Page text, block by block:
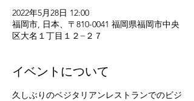
2022年5月28日 12:00
福岡市, 日本、〒810-0041 福岡県福岡市中央
区大名１丁目１２−２７
イベントについて
久しぶりのベジタリアンレストランでのビジ